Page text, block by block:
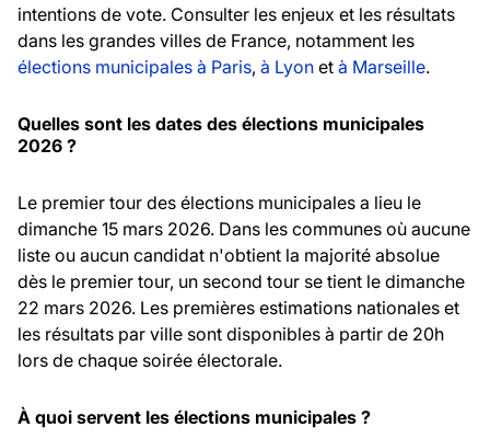
intentions de vote. Consulter les enjeux et les résultats
dans les grandes villes de France, notamment les
élections municipales à Paris, à Lyon et à Marseille.
Quelles sont les dates des élections municipales
2026 ?
Le premier tour des élections municipales a lieu le
dimanche 15 mars 2026. Dans les communes où aucune
liste ou aucun candidat n'obtient la majorité absolue
dès le premier tour, un second tour se tient le dimanche
22 mars 2026. Les premières estimations nationales et
les résultats par ville sont disponibles à partir de 20h
lors de chaque soirée électorale.
À quoi servent les élections municipales ?